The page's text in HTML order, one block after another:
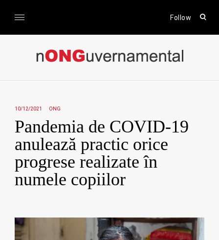
Follow
open
form
nONGuvernamental
10/12/2021 ONG
Pandemia de COVID-19
anulează practic orice
progrese realizate în
numele copiilor